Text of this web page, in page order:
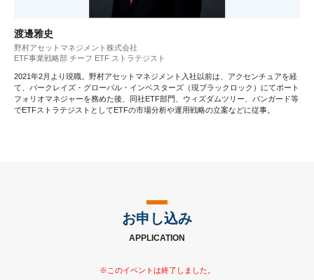
渡邊雅史
野村アセットマネジメント株式会社
ETF事業戦略部 チーフ ETF ストラテジスト
2021年2月より現職。野村アセットマネジメント入社以前は、アクセンチュアを経
て、バークレイズ・グローバル・インベスターズ（現ブラックロック）にてポート
フォリオマネジャーを務めた後、同社ETF部門、ウィズダムツリー、バンガード等
でETFストラテジストとしてETFの市場分析や運用戦略の立案などに従事。
お申し込み
APPLICATION